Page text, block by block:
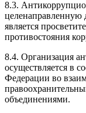
8.3.
целенаправленную
является
противостояния
8.4. Организация
осуществляется в
Федерации во
объединениями.